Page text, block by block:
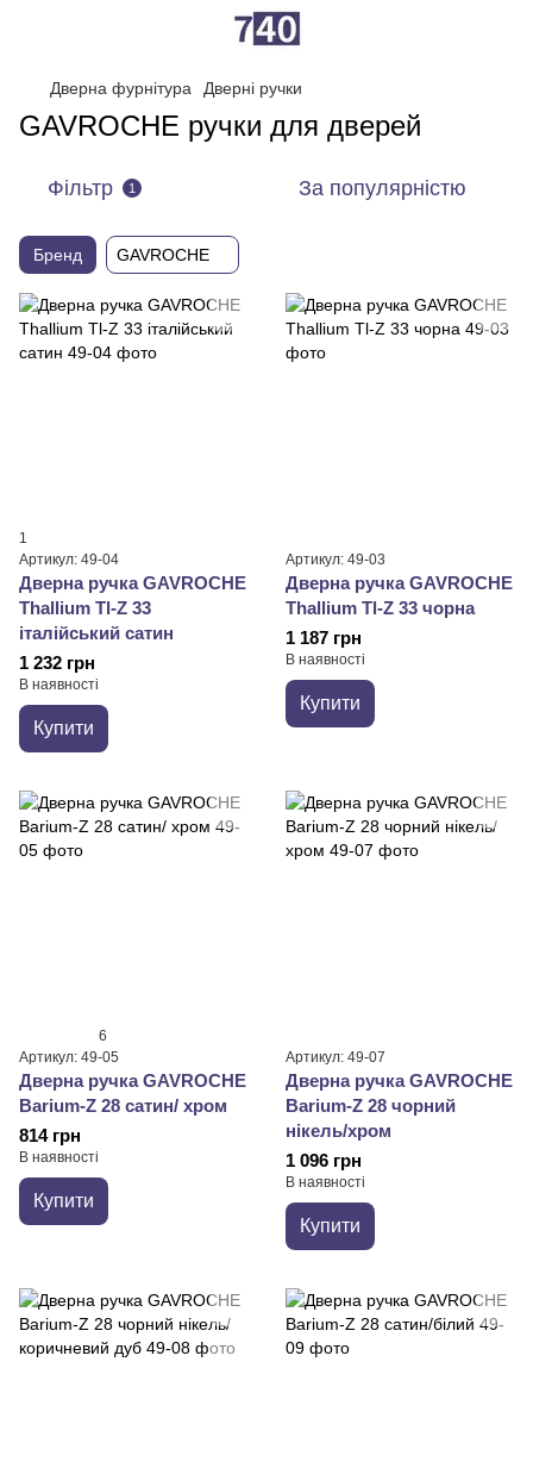
Дверна фурнітура Дверні ручки
GAVROCHE ручки для дверей
Фільтр 1 За популярністю
Бренд GAVROCHE
1
Артикул: 49-04
Дверна ручка GAVROCHE
Thallium Tl-Z 33
італійський сатин
1 232 грн
В наявності
Купити
Артикул: 49-03
Дверна ручка GAVROCHE
Thallium Tl-Z 33 чорна
1 187 грн
В наявності
Купити
6
Артикул: 49-05
Дверна ручка GAVROCHE
Barium-Z 28 сатин/ хром
814 грн
В наявності
Купити
Артикул: 49-07
Дверна ручка GAVROCHE
Barium-Z 28 чорний
нікель/хром
1 096 грн
В наявності
Купити